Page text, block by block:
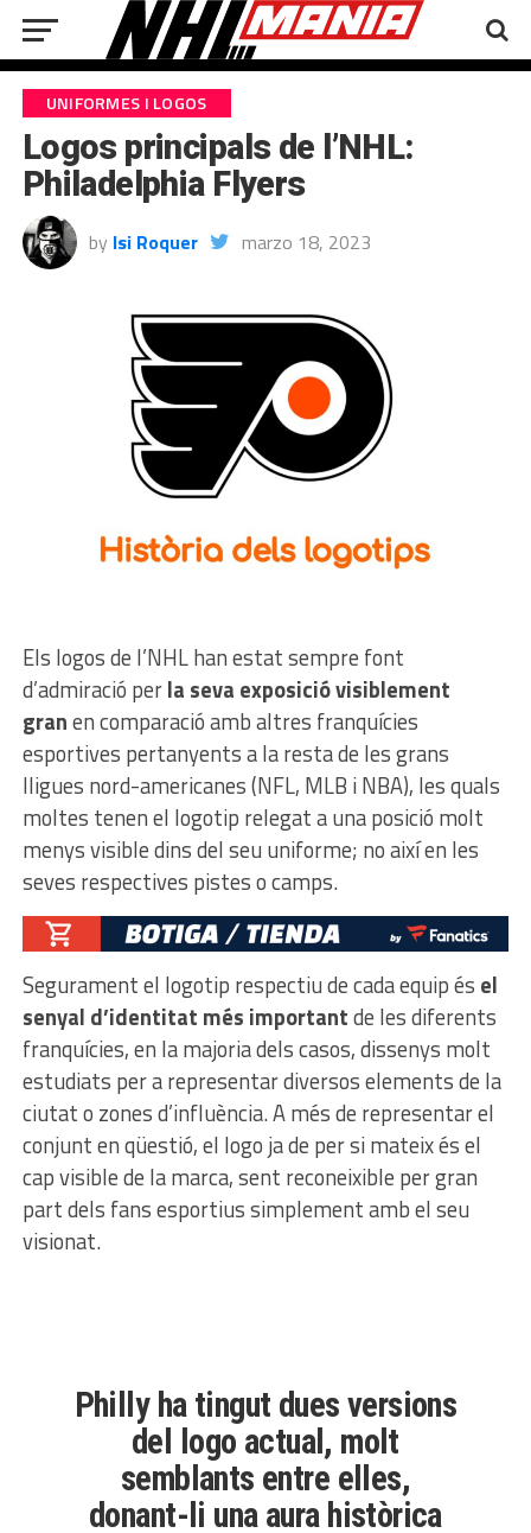
UNIFORMES I LOGOS
Logos principals de l’NHL:
Philadelphia Flyers
by Isi Roquer marzo 18, 2023
Els logos de l’NHL han estat sempre font
d’admiració perla seva exposició visiblement
granen comparació amb altres franquícies
esportives pertanyents a la resta de les grans
lligues nord-americanes (NFL, MLB i NBA), les quals
moltes tenen el logotip relegat a una posició molt
menys visible dins del seu uniforme; no així en les
seves respectives pistes o camps.
Segurament el logotip respectiu de cada equip és el
senyal d’identitat més importantde les diferents
franquícies, en la majoria dels casos, dissenys molt
estudiats per a representar diversos elements de la
ciutat o zones d’influència. A més de representar el
conjunt en qüestió, el logo ja de per si mateix és el
cap visible de la marca, sent reconeixible per gran
part dels fans esportius simplement amb el seu
visionat.
Philly ha tingut dues versions
del logo actual, molt
semblants entre elles,
donant-li una aura històrica